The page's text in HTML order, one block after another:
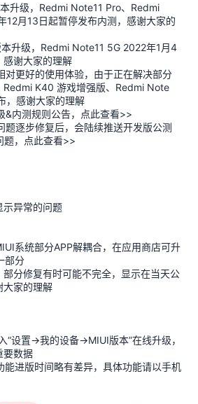
升级，Redmi Note11 Pro、Redmi
12月13日起暂停发布内测，感谢大家的
升级，Redmi Note11 5G 2022年1月4
感谢大家的理解
对更好的使用体验，由于正在解决部分
Redmi K40 游戏增强版、Redmi Note
，感谢大家的理解
&内测规则公告，点此查看>>
题逐步修复后，会陆续推送开发版公测
题，点此查看>>
示异常的问题
系统部分APP解耦合，在应用商店可升
部分
分修复有时可能不完全，显示在当天公
大家的理解
“设置→我的设备→MIUI版本”在线升级，
要数据
能进版时间略有差异，具体功能请以手机